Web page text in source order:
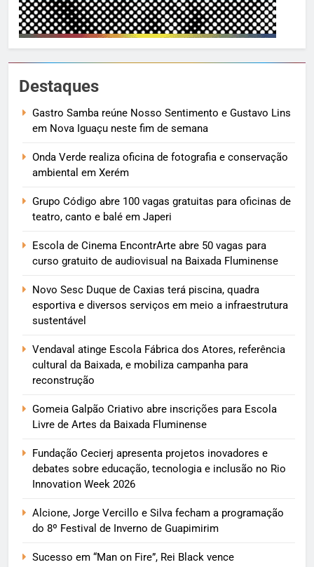
Destaques
Gastro Samba reúne Nosso Sentimento e Gustavo Lins
em Nova Iguaçu neste fim de semana
Onda Verde realiza oficina de fotografia e conservação
ambiental em Xerém
Grupo Código abre 100 vagas gratuitas para oficinas de
teatro, canto e balé em Japeri
Escola de Cinema EncontrArte abre 50 vagas para
curso gratuito de audiovisual na Baixada Fluminense
Novo Sesc Duque de Caxias terá piscina, quadra
esportiva e diversos serviços em meio a infraestrutura
sustentável
Vendaval atinge Escola Fábrica dos Atores, referência
cultural da Baixada, e mobiliza campanha para
reconstrução
Gomeia Galpão Criativo abre inscrições para Escola
Livre de Artes da Baixada Fluminense
Fundação Cecierj apresenta projetos inovadores e
debates sobre educação, tecnologia e inclusão no Rio
Innovation Week 2026
Alcione, Jorge Vercillo e Silva fecham a programação
do 8º Festival de Inverno de Guapimirim
Sucesso em “Man on Fire”, Rei Black vence